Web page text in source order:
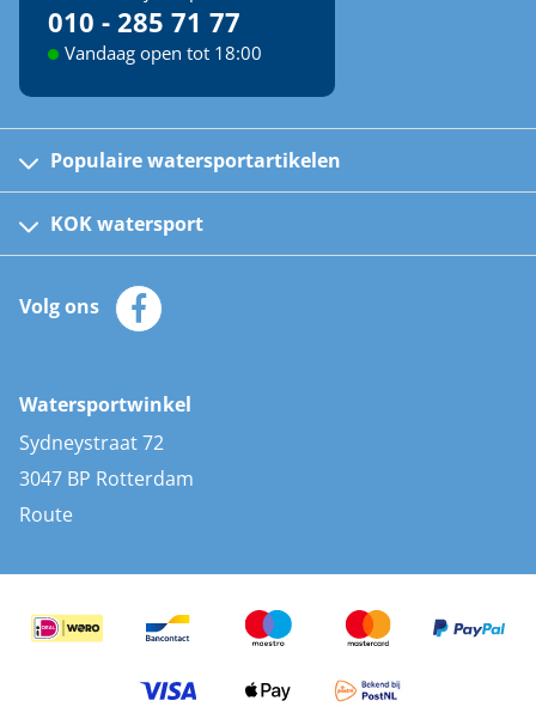
010 - 285 71 77
Vandaag open tot 18:00
Populaire watersportartikelen
Kinder reddingsvesten
Automatische reddingsvesten
Zeilkleding
Zonnepanelen
AIS transponders
Stootwillen en fenders
Bootkussens
Zwemtrappen
KOK watersport
Klantenservice
Merken
Volg ons
Watersportwinkel
Sydneystraat 72
3047 BP Rotterdam
Route